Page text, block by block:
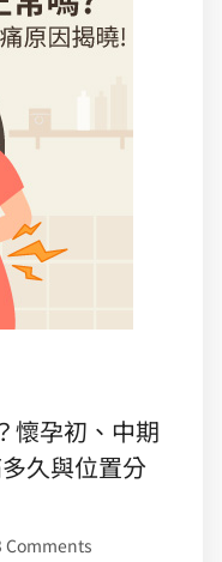
懷孕初、中期
久與位置分
Comments